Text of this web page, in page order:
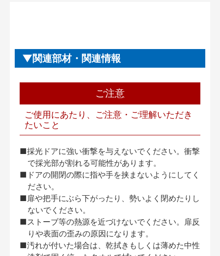
関連部材・関連情報
ご注意
ご使用にあたり、ご注意・ご理解いただき
たいこと
■採光ドアに強い衝撃を与えないでください。衝撃
で採光部が割れる可能性があります。
■ドアの開閉の際に指や手を挟まないようにしてく
ださい。
■扉や把手にぶら下がったり、勢いよく閉めたりし
ないでください。
■ストーブ等の熱源を近づけないでください。扉反
りや表面の歪みの原因になります。
■汚れが付いた場合は、乾拭きもしくは薄めた中性